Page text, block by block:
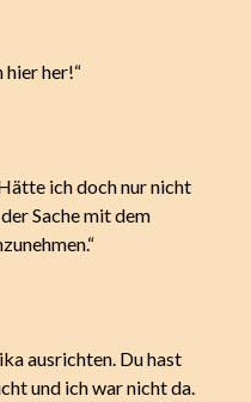
hier her!“
ich doch nur nicht
Sache mit dem
ausrichten. Du hast
und ich war nicht da.